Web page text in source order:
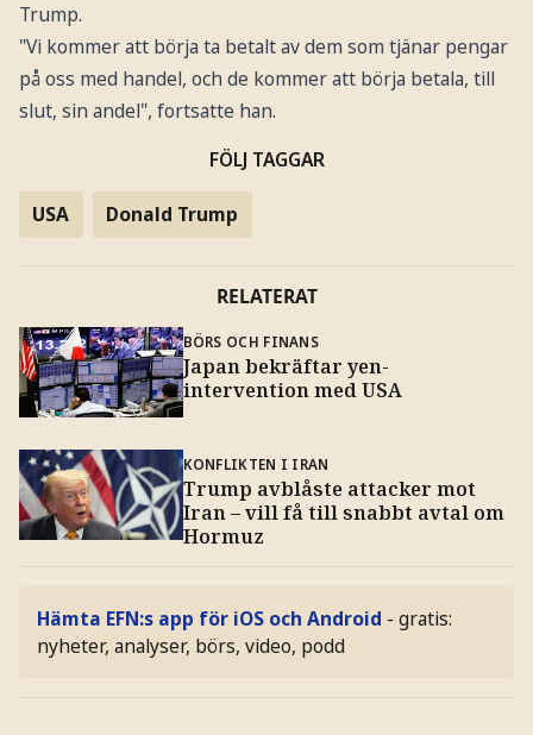
Trump.
"Vi kommer att börja ta betalt av dem som tjänar pengar
på oss med handel, och de kommer att börja betala, till
slut, sin andel", fortsatte han.
FÖLJ TAGGAR
USA Donald Trump
RELATERAT
BÖRS OCH FINANS
Japan bekräftar yen-
intervention med USA
KONFLIKTEN I IRAN
Trump avblåste attacker mot
Iran – vill få till snabbt avtal om
Hormuz
Hämta EFN:s app för iOS och Android - gratis:
nyheter, analyser, börs, video, podd